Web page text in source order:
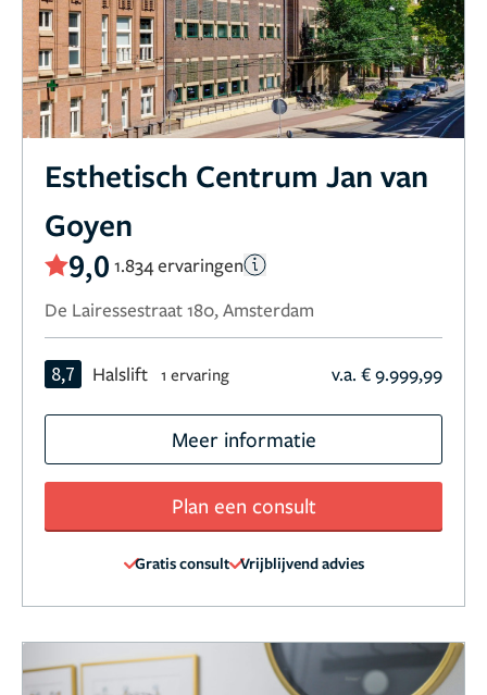
Esthetisch Centrum Jan van
Goyen
9,0 1.834 ervaringen
De Lairessestraat 180, Amsterdam
8,7 Halslift 1 ervaring v.a. € 9.999,99
Meer informatie
Plan een consult
Gratis consult Vrijblijvend advies